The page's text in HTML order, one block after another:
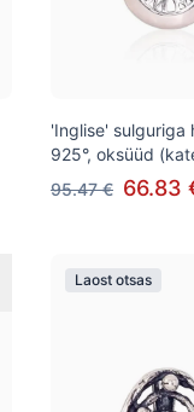
'Inglise' sulguriga
925°, oksüüd
95.47 € 66.83
Laost otsas